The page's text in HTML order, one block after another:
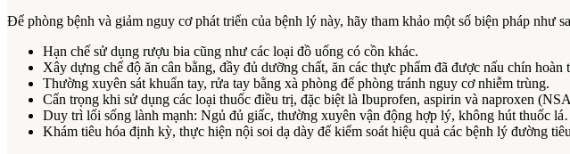
Để phòng bệnh và giảm nguy cơ phát triển của bệnh lý này, hãy tham khảo một số biện pháp như
Hạn chế sử dụng rượu bia cũng như các loại đồ uống có cồn khác.
Xây dựng chế độ ăn cân bằng, đầy đủ dưỡng chất, ăn các thực phẩm đã được nấu chín hoàn
Thường xuyên sát khuẩn tay, rửa tay bằng xà phòng để phòng tránh nguy cơ nhiễm trùng.
Cẩn trọng khi sử dụng các loại thuốc điều trị, đặc biệt là Ibuprofen, aspirin và naproxen
Duy trì lối sống lành mạnh: Ngủ đủ giấc, thường xuyên vận động hợp lý, không hút thuốc
Khám tiêu hóa định kỳ, thực hiện nội soi dạ dày để kiểm soát hiệu quả các bệnh lý đường